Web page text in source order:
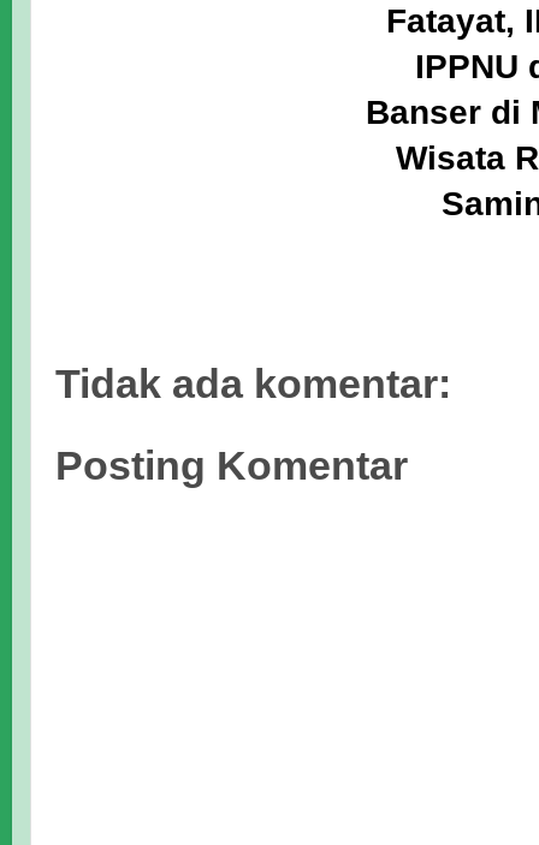
Fatayat,
IPPNU
Banser di
Wisata
Tidak ada komentar:
Posting Komentar